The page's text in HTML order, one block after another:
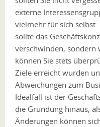
externe
vielmehr für sich
sollte das
verschwinden, sondern
können Sie stets
Ziele erreicht wurden
Abweichungen zum
Idealfall ist der
die Gründung hinaus,
Änderungen können